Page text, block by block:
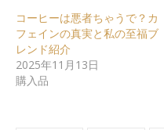
コーヒーは悪者ちゃうで？カ
フェインの真実と私の至福ブ
レンド紹介
2025年11月13日
購入品